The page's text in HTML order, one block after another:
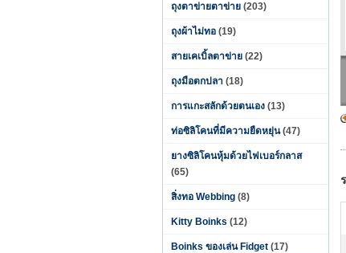
ถุงตาข่ายตาข่าย (203)
ถุงผ้าไม่ทอ (19)
สายเคเบิ้ลตาข่าย (22)
ถุงมือตกปลา (18)
การแกะสลักด้วยตนเอง (13)
ท่อซิลิโคนที่มีความยืดหยุ่น (47)
ยางซิลิโคนหุ้มด้วยไฟเบอร์กลาส
(65)
สิ่งทอ Webbing (8)
Kitty Boinks (12)
Boinks ของเล่น Fidget (17)